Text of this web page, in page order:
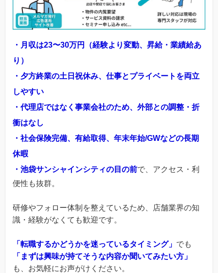
・月収は23〜30万円（経験より変動、昇給・業績給あ
り）
・夕方終業の土日祝休み、仕事とプライベートを両立
しやすい
・代理店ではなく事業会社のため、外部との調整・折
衝はなし
・社会保険完備、有給取得、年末年始/GWなどの長期
休暇
・池袋サンシャインシティの目の前で、アクセス・利
便性も抜群。
研修やフォロー体制を整えているため、店舗業界の知
識・経験がなくても歓迎です。
「転職するかどうかを迷っているタイミング」 でも
「まずは興味が持てそうな内容か聞いてみたい方」
も、お気軽にお声がけください。